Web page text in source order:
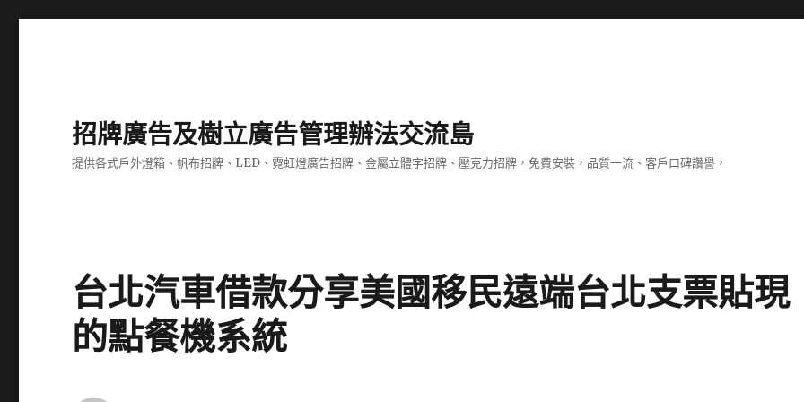
招牌廣告及樹立廣告管理辦法交流島
提供各式戶外燈箱、帆布招牌、LED、霓虹燈廣告招牌、金屬立體字招牌、壓克力招牌，免費安裝，品質一流、客戶口碑讚譽，
台北汽車借款分享美國移民遠端台北支票貼現
的點餐機系統